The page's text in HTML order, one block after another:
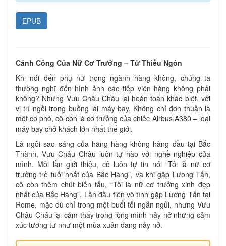
EPUB
Cánh Công Của Nữ Cơ Trưởng – Tử Thiếu Ngôn
Khi nói đến phụ nữ trong ngành hàng không, chúng ta
thường nghĩ đến hình ảnh các tiếp viên hàng không phải
không? Nhưng Vưu Châu Châu lại hoàn toàn khác biệt, với
vị trí ngồi trong buồng lái máy bay. Không chỉ đơn thuần là
một cơ phó, cô còn là cơ trưởng của chiếc Airbus A380 – loại
máy bay chở khách lớn nhất thế giới.
Là ngôi sao sáng của hãng hàng không hàng đầu tại Bắc
Thành, Vưu Châu Châu luôn tự hào với nghề nghiệp của
mình. Mỗi lần giới thiệu, cô luôn tự tin nói “Tôi là nữ cơ
trưởng trẻ tuổi nhất của Bắc Hàng”, và khi gặp Lương Tấn,
cô còn thêm chút biến tấu, “Tôi là nữ cơ trưởng xinh đẹp
nhất của Bắc Hàng”. Lần đầu tiên vô tình gặp Lương Tấn tại
Rome, mặc dù chỉ trong một buổi tối ngắn ngủi, nhưng Vưu
Châu Châu lại cảm thấy trong lòng mình nảy nở những cảm
xúc tương tư như một mùa xuân đang nảy nở.